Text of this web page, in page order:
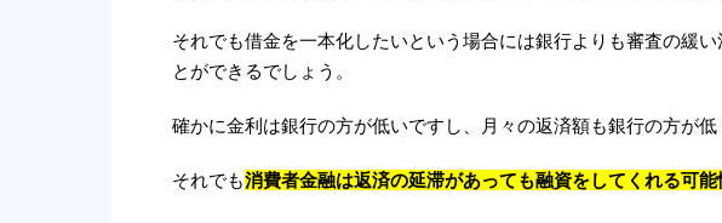
それでも借金を一本化したいという場合には銀行よりも審査の緩
とができるでしょう。
確かに金利は銀行の方が低いですし、月々の返済額も銀行の方が低
それでも消費者金融は返済の延滞があっても融資をしてくれる可能